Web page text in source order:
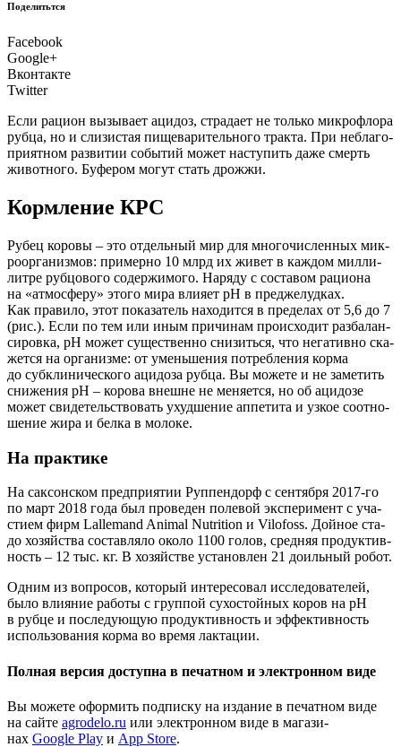
Поделитьтся
Facebook
Google+
Вконтакте
Twitter
Если раци­он вызы­ва­ет аци­доз, стра­да­ет не толь­ко мик­ро­фло­ра
руб­ца, но и сли­зи­стая пище­ва­ри­тель­но­го трак­та. При небла­го­
при­ят­ном раз­ви­тии собы­тий может насту­пить даже смерть
живот­но­го. Буфе­ром могут стать дрожжи.
Кормление КРС
Рубец коро­вы – это отдель­ный мир для мно­го­чис­лен­ных мик­
ро­ор­га­низ­мов: при­мер­но 10 млрд их живет в каж­дом мил­ли­
лит­ре руб­цо­во­го содер­жи­мо­го. Наря­ду с соста­вом раци­о­на
на «атмо­сфе­ру» это­го мира вли­я­ет рН в пре­дже­луд­ках.
Как пра­ви­ло, этот пока­за­тель нахо­дит­ся в пре­де­лах от 5,6 до 7
(рис.). Если по тем или иным при­чи­нам про­ис­хо­дит раз­ба­лан­
си­ров­ка, рН может суще­ствен­но сни­зить­ся, что нега­тив­но ска­
жет­ся на орга­низ­ме: от умень­ше­ния потреб­ле­ния кор­ма
до суб­кли­ни­че­ско­го аци­до­за руб­ца. Вы може­те и не заме­тить
сни­же­ния рН – коро­ва внешне не меня­ет­ся, но об аци­до­зе
может сви­де­тель­ство­вать ухуд­ше­ние аппе­ти­та и узкое соот­но­
ше­ние жира и бел­ка в молоке.
На практике
На сак­сон­ском пред­при­я­тии Руп­пен­дорф с сен­тяб­ря 2017-го
по март 2018 года был про­ве­ден поле­вой экс­пе­ри­мент с уча­
сти­ем фирм Lallemand Animal Nutrition и Vilofoss. Дой­ное ста­
до хозяй­ства состав­ля­ло око­ло 1100 голов, сред­няя про­дук­тив­
ность – 12 тыс. кг. В хозяй­стве уста­нов­лен 21 доиль­ный робот.
Одним из вопро­сов, кото­рый инте­ре­со­вал иссле­до­ва­те­лей,
было вли­я­ние рабо­ты с груп­пой сухо­стой­ных коров на рН
в руб­це и после­ду­ю­щую про­дук­тив­ность и эффек­тив­ность
исполь­зо­ва­ния кор­ма во вре­мя лактации.
Полная версия доступна в печатном и электронном виде
Вы може­те офор­мить под­пис­ку на изда­ние в печат­ном виде
на сай­те agrodelo.ru или элек­трон­ном виде в мага­зи­
нах Google Play и App Store.